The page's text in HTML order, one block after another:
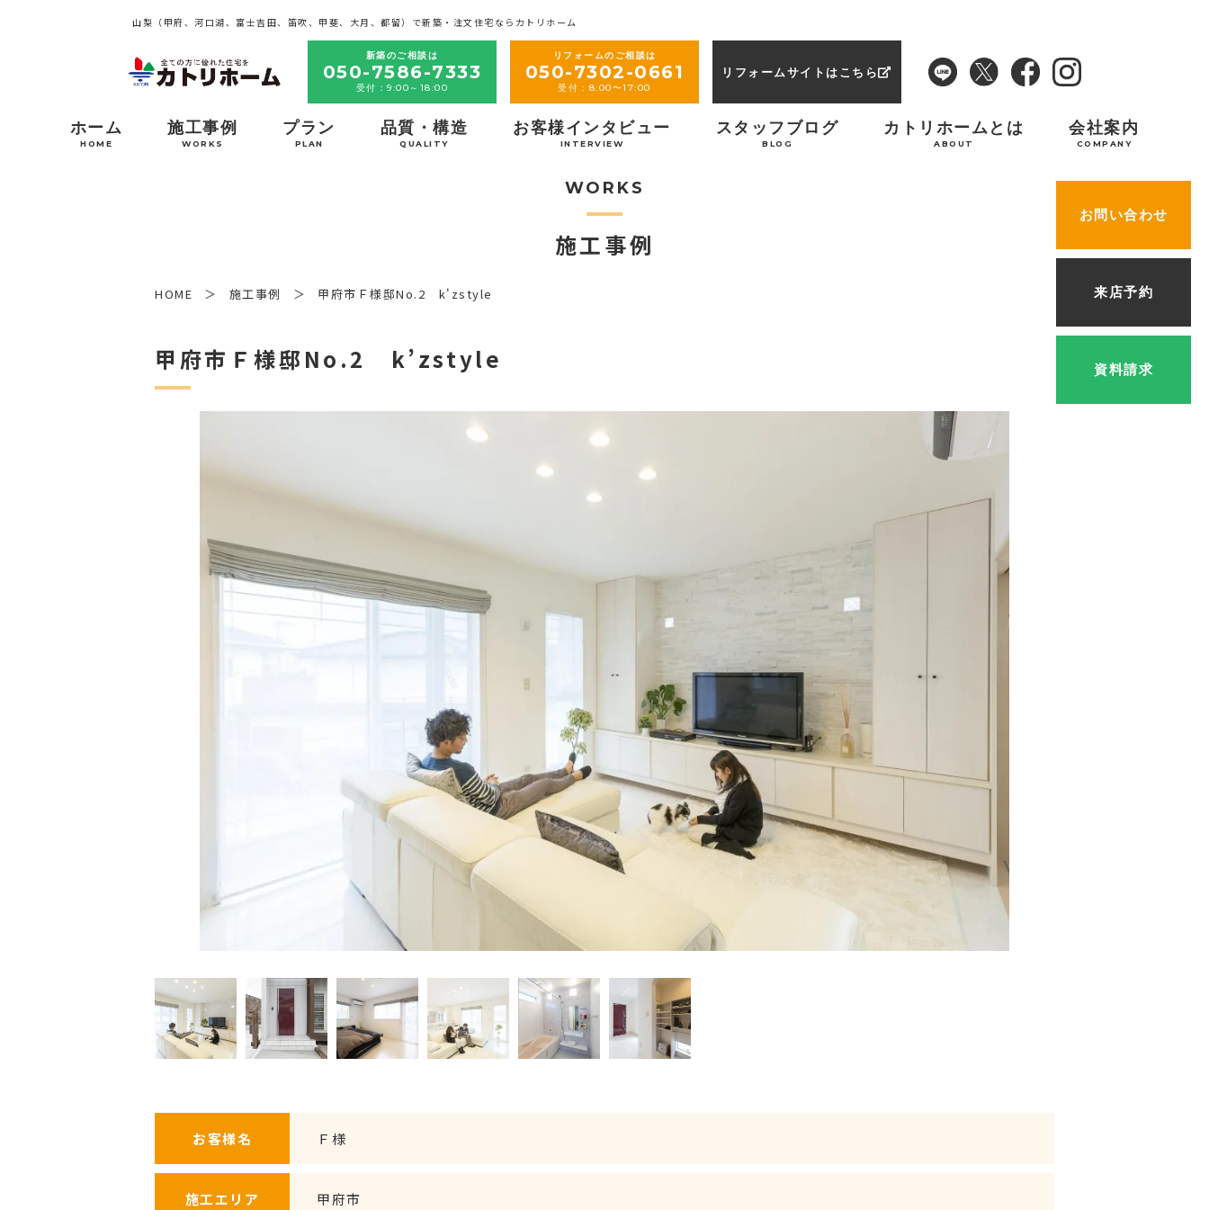
山梨（甲府、河口湖、富士吉田、笛吹、甲斐、大月、都留）で新築・注文住宅ならカトリホーム
新築のご相談は
050-7586-7333
受付：9:00～18:00
リフォームのご相談は
050-7302-0661
受付：8:00〜17:00
リフォームサイトはこちら
ホーム
HOME
施工事例
WORKS
プラン
PLAN
品質・構造
QUALITY
お客様インタビュー
INTERVIEW
スタッフブログ
BLOG
カトリホームとは
ABOUT
会社案内
COMPANY
お問い合わせ
来店予約
資料請求
WORKS
施工事例
HOME 施工事例 甲府市Ｆ様邸No.2 k'zstyle
甲府市Ｆ様邸No.2 k’zstyle
お客様名 Ｆ様
施工エリア 甲府市